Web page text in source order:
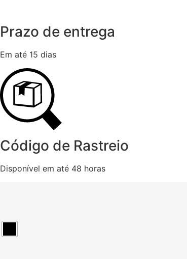
Prazo de entrega
Em até 15 dias
Código de Rastreio
Disponível em até 48 horas